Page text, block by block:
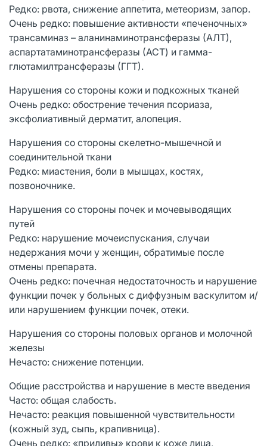
Редко: рвота, снижение аппетита, метеоризм, запор.
Очень редко: повышение активности «печеночных»
трансаминаз – аланинаминотрансферазы (АЛТ),
аспартатаминотрансферазы (АСТ) и гамма-
глютамилтрансферазы (ГГТ).
Нарушения со стороны кожи и подкожных тканей
Очень редко: обострение течения псориаза,
эксфолиативный дерматит, алопеция.
Нарушения со стороны скелетно-мышечной и
соединительной ткани
Редко: миастения, боли в мышцах, костях,
позвоночнике.
Нарушения со стороны почек и мочевыводящих
путей
Редко: нарушение мочеиспускания, случаи
недержания мочи у женщин, обратимые после
отмены препарата.
Очень редко: почечная недостаточность и нарушение
функции почек у больных с диффузным васкулитом и/
или нарушением функции почек, отеки.
Нарушения со стороны половых органов и молочной
железы
Нечасто: снижение потенции.
Общие расстройства и нарушение в месте введения
Часто: общая слабость.
Нечасто: реакция повышенной чувствительности
(кожный зуд, сыпь, крапивница).
Очень редко: «приливы» крови к коже лица,